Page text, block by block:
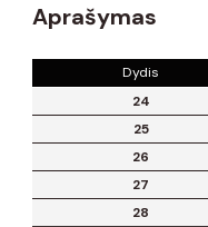
Aprašymas
Dydis
24
25
26
27
28